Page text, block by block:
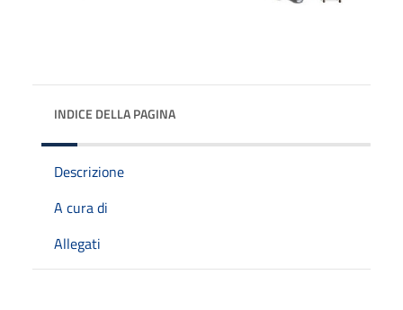
INDICE DELLA PAGINA
Descrizione
A cura di
Allegati